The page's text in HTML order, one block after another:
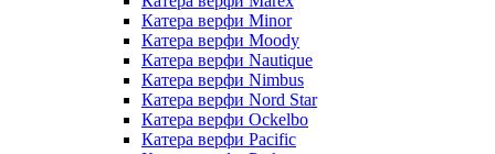
Катера верфи Minor
Катера верфи Moody
Катера верфи Nautique
Катера верфи Nimbus
Катера верфи Nord Star
Катера верфи Ockelbo
Катера верфи Pacific